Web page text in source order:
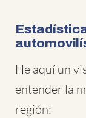
He aquí un
entender la
región: